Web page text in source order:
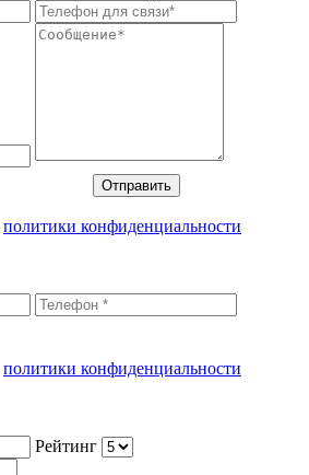
Отправить
политики конфиденциальности
политики конфиденциальности
Рейтинг